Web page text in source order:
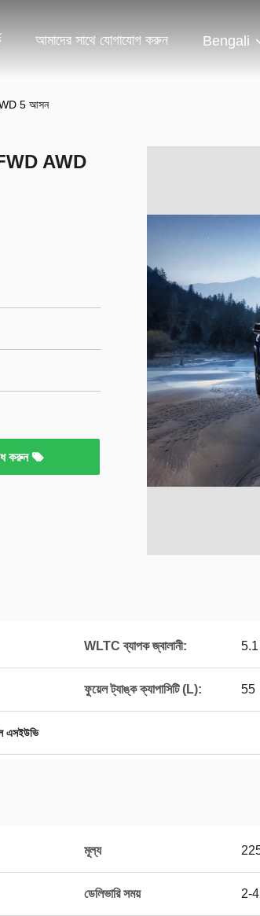
আমাদের সাথে যোগাযোগ করুন Bengali
5 আসন
FWD AWD
করুন
WLTC ব্যাপক জ্বালানী: 5.1
ফুয়েল ট্যাঙ্ক ক্যাপাসিটি (L): 55
এসইউভি
মূল্য
ডেলিভারি সময় 2-4